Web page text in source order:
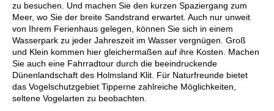
zu besuchen. Und machen Sie den kurzen Spaziergang zum
Meer, wo Sie der breite Sandstrand erwartet. Auch nur unweit
von Ihrem Ferienhaus gelegen, können Sie sich in einem
Wasserpark zu jeder Jahreszeit im Wasser vergnügen. Groß
und Klein kommen hier gleichermaßen auf ihre Kosten. Machen
Sie auch eine Fahrradtour durch die beeindruckende
Dünenlandschaft des Holmsland Klit. Für Naturfreunde bietet
das Vogelschutzgebiet Tipperne zahlreiche Möglichkeiten,
seltene Vogelarten zu beobachten.